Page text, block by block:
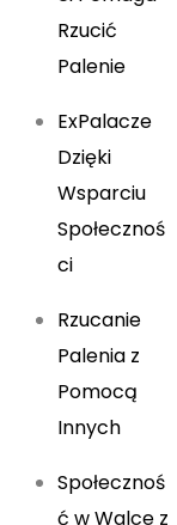
Rzucić
Palenie
ExPalacze
Dzięki
Wsparciu
Społecznoś
ci
Rzucanie
Palenia z
Pomocą
Innych
Społecznoś
ć w Walce z